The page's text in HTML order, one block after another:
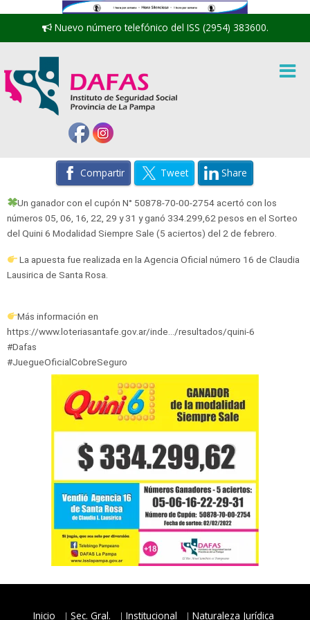
Nuevo número telefónico del ISS (2954) 383600.
Compartir Tweet Share
Un ganador con el cupón N° 50878-70-00-2754 acertó con los
números 05, 06, 16, 22, 29 y 31 y ganó 334.299,62 pesos en el Sorteo
del Quini 6 Modalidad Siempre Sale (5 aciertos) del 2 de febrero.
La apuesta fue realizada en la Agencia Oficial número 16 de Claudia
Lausirica de Santa Rosa.
Más información en
https://www.loteriasantafe.gov.ar/inde…/resultados/quini-6
#Dafas
#JuegueOficialCobreSeguro
Inicio Sec. Gral. Institucional Naturaleza Jurídica